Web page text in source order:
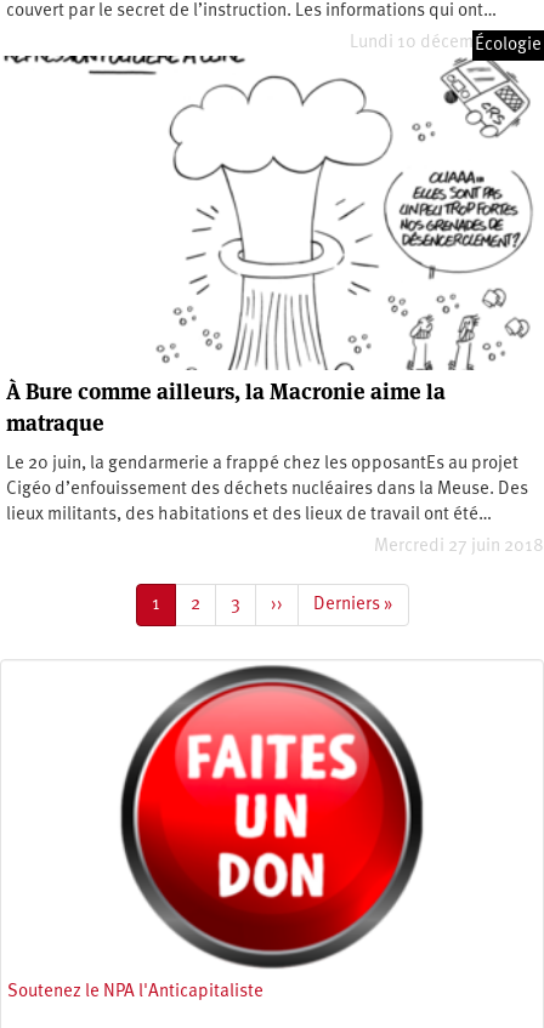
couvert par le secret de l’instruction. Les informations qui ont…
Lundi 10 décembre 2018
Écologie
À Bure comme ailleurs, la Macronie aime la
matraque
Le 20 juin, la gendarmerie a frappé chez les opposantEs au projet
Cigéo d’enfouissement des déchets nucléaires dans la Meuse. Des
lieux militants, des habitations et des lieux de travail ont été…
Mercredi 27 juin 2018
Page
courante
1 Page
2 Page
3
Page
suivante
››
Dernière
page
Derniers »
Soutenez le NPA l'Anticapitaliste